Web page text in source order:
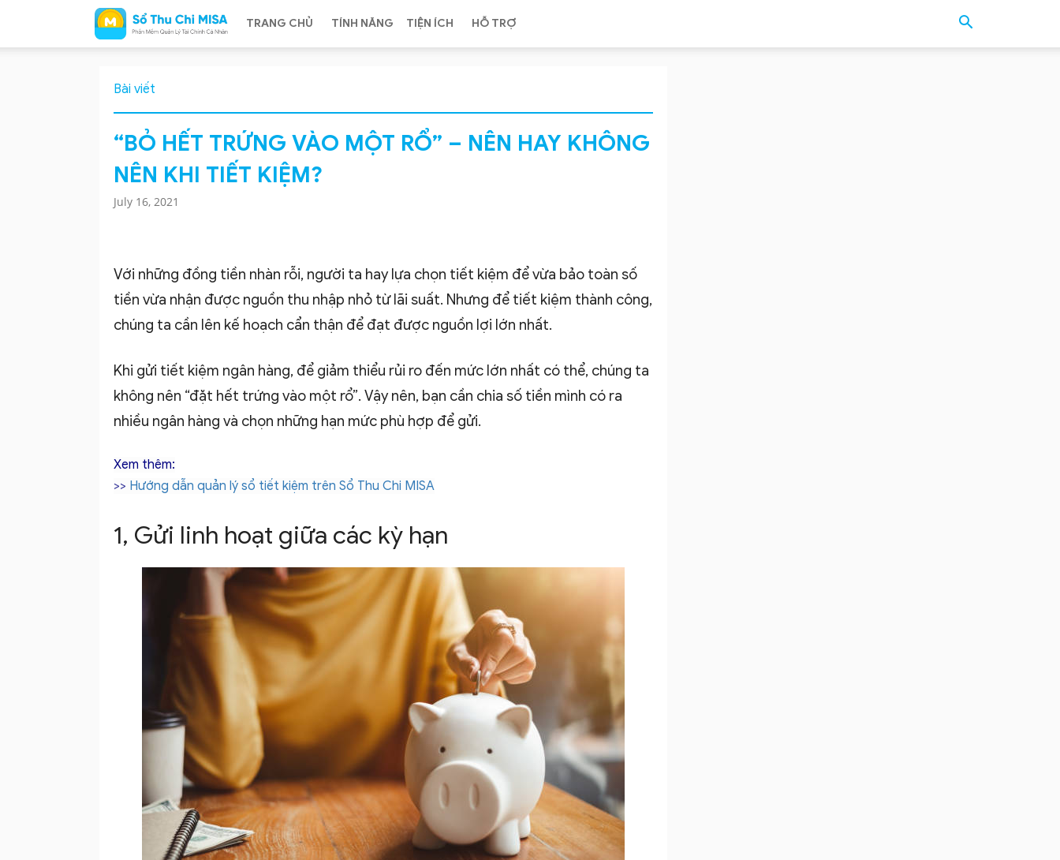
TRANG CHỦ TÍNH NĂNG TIỆN ÍCH HỖ TRỢ
Bài viết
“BỎ HẾT TRỨNG VÀO MỘT RỔ” – NÊN HAY KHÔNG
NÊN KHI TIẾT KIỆM?
July 16, 2021
Với những đồng tiền nhàn rỗi, người ta hay lựa chọn tiết kiệm để vừa bảo toàn số
tiền vừa nhận được nguồn thu nhập nhỏ từ lãi suất. Nhưng để tiết kiệm thành công,
chúng ta cần lên kế hoạch cẩn thận để đạt được nguồn lợi lớn nhất.
Khi gửi tiết kiệm ngân hàng, để giảm thiểu rủi ro đến mức lớn nhất có thể, chúng ta
không nên “đặt hết trứng vào một rổ”. Vậy nên, bạn cần chia số tiền mình có ra
nhiều ngân hàng và chọn những hạn mức phù hợp để gửi.
Xem thêm:
>> Hướng dẫn quản lý sổ tiết kiệm trên Sổ Thu Chi MISA
1, Gửi linh hoạt giữa các kỳ hạn